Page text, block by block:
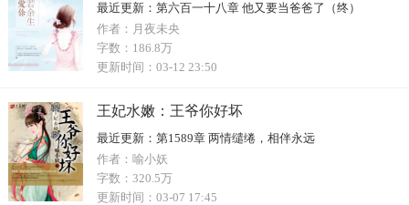
最近更新： 第六百一十八章 他又要当爸爸了（终）
作者： 月夜未央
字数： 186.8万
更新时间： 03-12 23:50
王妃水嫩：王爷你好坏
最近更新： 第1589章 两情缱绻，相伴永远
作者： 喻小妖
字数： 320.5万
更新时间： 03-07 17:45